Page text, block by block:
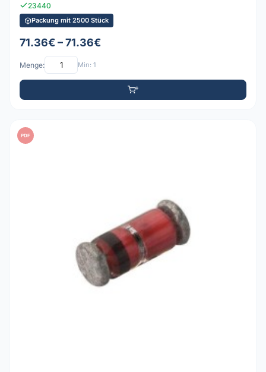
23440
Packung mit 2500 Stück
71.36€ – 71.36€
Menge: Min: 1
PDF